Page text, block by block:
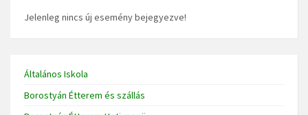
Jelenleg nincs új esemény bejegyezve!
Általános Iskola
Borostyán Étterem és szállás